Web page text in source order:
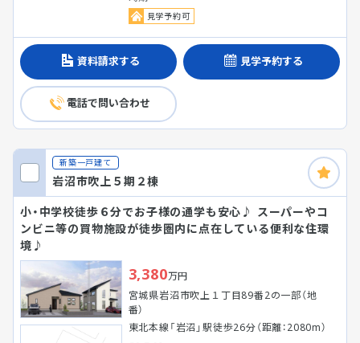
見学予約可
資料請求する 見学予約する
電話で問い合わせ
新築一戸建て
岩沼市吹上５期２棟
小・中学校徒歩６分でお子様の通学も安心♪ スーパーやコ
ンビニ等の買物施設が徒歩圏内に点在している便利な住環
境♪
3,380万円
宮城県岩沼市吹上１丁目89番2の一部（地
番）
東北本線「岩沼」駅徒歩26分（距離：2080m）